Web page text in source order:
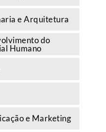
e Arquitetura
do
Humano
e Marketing